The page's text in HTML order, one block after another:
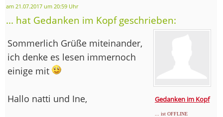
am 21.07.2017 um 20:59 Uhr
... hat Gedanken im Kopf geschrieben:
Gedanken im Kopf
... ist OFFLINE
Sommerlich Grüße miteinander,
ich denke es lesen immernoch
einige mit
Hallo natti und Ine,